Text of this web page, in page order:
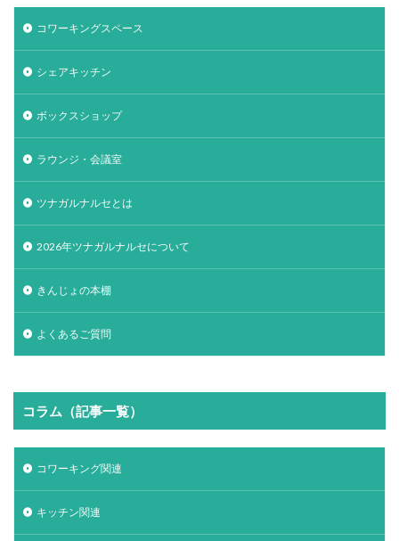
コワーキングスペース
シェアキッチン
ボックスショップ
ラウンジ・会議室
ツナガルナルセとは
2026年ツナガルナルセについて
きんじょの本棚
よくあるご質問
コラム（記事一覧）
コワーキング関連
キッチン関連